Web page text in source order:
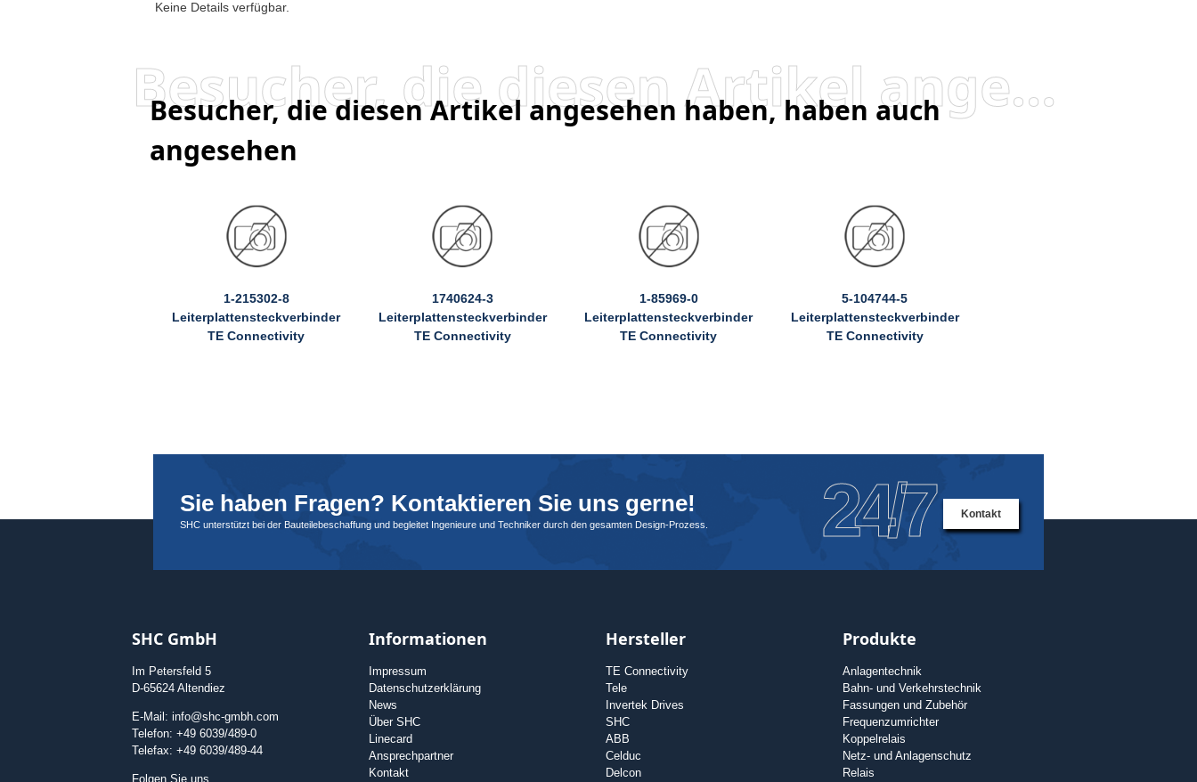
Keine Details verfügbar.
Besucher, die diesen Artikel angesehen haben, haben auch angesehen
Besucher, die diesen Artikel angesehen haben, haben auch
angesehen
1-215302-8
Leiterplattensteckverbinder
TE Connectivity
1740624-3
Leiterplattensteckverbinder
TE Connectivity
1-85969-0
Leiterplattensteckverbinder
TE Connectivity
5-104744-5
Leiterplattensteckverbinder
TE Connectivity
Sie haben Fragen? Kontaktieren Sie uns gerne!
SHC unterstützt bei der Bauteilebeschaffung und begleitet Ingenieure und Techniker durch den gesamten Design-Prozess. 24/7 Kontakt
SHC GmbH
Im Petersfeld 5
D-65624 Altendiez
E-Mail: info@shc-gmbh.com
Telefon: +49 6039/489-0
Telefax: +49 6039/489-44
Folgen Sie uns
Informationen
Impressum
Datenschutzerklärung
News
Über SHC
Linecard
Ansprechpartner
Kontakt
Hersteller
TE Connectivity
Tele
Invertek Drives
SHC
ABB
Celduc
Delcon
Produkte
Anlagentechnik
Bahn- und Verkehrstechnik
Fassungen und Zubehör
Frequenzumrichter
Koppelrelais
Netz- und Anlagenschutz
Relais